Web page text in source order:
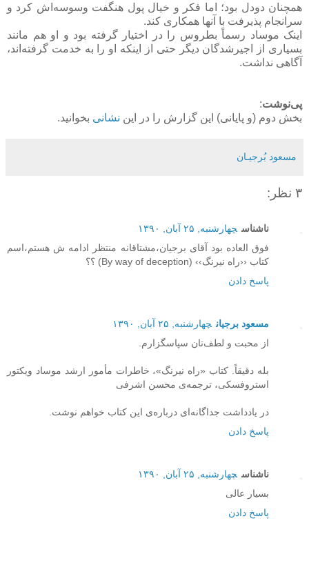
همچنان دودل بود؛ اما فکر و خیال پول هنگفت وسوسه‌اش کرد و
سرانجام پذیرفت با آنها همکاری کند.
اینک موساد رسماً بطروس را در اختیار گرفته بود و او هم مانند
بسیاری از اجیرشدگان دیگر حتی از اینکه او را به خدمت گرفته‌اند،
آگاهی نداشت.
پی‌نوشت:
بخش دوم (و پایانی) این گزارش را در این نشانی بخوانید.
مسعود بُرجيـان
۳ نظر:
ناشناس چهارشنبه, ۲۵ آبان, ۱۳۹۰
فوق العاده بود آقای برجیان،مشتاقانه منتظر ادامه ش هستم،اسم
کتاب ‹‹راه نیرنگ›› (By way of deception) ؟؟
پاسخ دادن
مسعود برجیان چهارشنبه, ۲۵ آبان, ۱۳۹۰
از محبت و لطف‌تان سپاسگزارم.
بله دقیقاً. کتاب «راه نیرنگ»، خاطرات مأمور ارشد موساد ویکتور
استروفسکی، ترجمه‌ی محسن اشرفی
در یادداشت جداگانه‌ای درباره‌ی این کتاب خواهم نوشت.
پاسخ دادن
ناشناس چهارشنبه, ۲۵ آبان, ۱۳۹۰
بسیار عالی
پاسخ دادن